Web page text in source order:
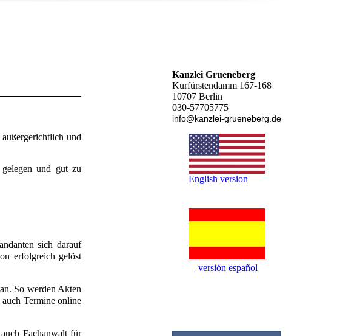
und
und gut zu
sich darauf
erfolgreich gelöst
So werden Akten
Termine online
Fachanwalt für
Kanzlei Grueneberg
Kurfürstendamm 167-168
10707 Berlin
030-57705775
info@kanzlei-grueneberg.de
English version
versión español